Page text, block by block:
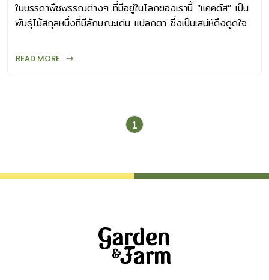
ในบรรดาพืชพรรณต่างๆ ที่มีอยู่ในโลกของเรานี้ “แคคตัส” เป็น
พันธุ์ไม้สกุลหนึ่งที่มีลักษณะเด่น แปลกตา ซึ่งเป็นเสน่ห์ดึงดูดใจ
คตัส” ก็ยังเป็นราชาแห่งไม้ประดับที่มีผู้นิยมปลูกเลี้ยงจำนวนมาก
แคคตัสคืออะไร แคคตัสก็คือ ไม้อวบน้ำ (Succulent) ชนิดหนึ่ง
จัดอยู่ในวงศ์ CACTACEAE เป็นไม้ยืนต้นที่มีลักษณะพิเศษต่าง
ผึ้ง มีหนามแหลม หรือตุ่มหนามขนาดเล็ก ใหญ่ ต่างกันไป
แตกกิ่งก้านสาขา ผลิใบ ออกดอกติดผลเหมือนต้นไม้ทั่วไป ต่อ
มาเมื่อสภาพแวดล้อมของโลกเปลี่ยนแปลงเป็นแห้งแล้ง แคคตัส
จึงต้องปรับสภาพตัวเองให้ดำรงอยู่ได้ โดยพัฒนาโครงสร้าง
READ MORE
1